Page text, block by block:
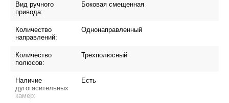
Вид ручного
привода:
Боковая смещенная
Количество
направлений:
Однонаправленный
Количество
полюсов:
Трехполюсный
Наличие
дугогасительных
камер:
Есть